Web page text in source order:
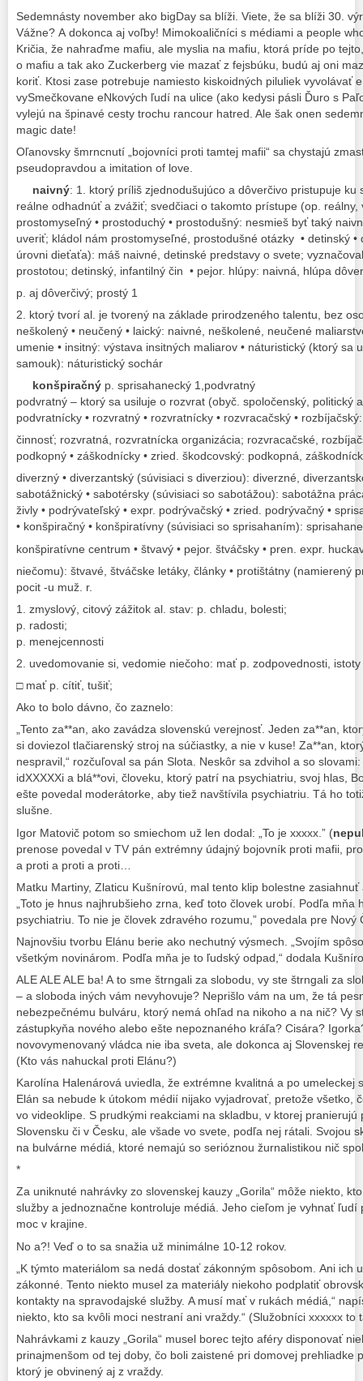
Sedemnásty november ako bigDay sa blíži. Viete, že sa blíži 30.
Vážne? A dokonca aj voľby! Mimokoaličníci s médiami a people
Kričia, že nahraďme mafiu, ale myslia na mafiu, ktorá príde po
o mafiu a tak ako Zuckerberg vie mazať z fejsbúku, budú aj oni
koriť. Ktosi zase potrebuje namiesto kiskoidných piluliek vyvolávať
vySmečkovane eNkových ľudí na ulice (ako kedysi pásli Ďuro s
vylejú na špinavé cesty trochu rancour hatred. Ale šak onen
magic date!
Oľanovsky šmrncnutí „bojovníci proti tamtej mafii“ sa chystajú
pseudopravdou a imitation of love.
naivný: 1. ktorý príliš zjednodušujúco a dôverčivo pristupuje ku
reálne odhadnúť a zvážiť; svedčiaci o takomto prístupe (op. reálny,
prostomyseľný • prostoduchý • prostodušný: nesmieš byť taký
uveriť; kládol nám prostomyseľné, prostodušné otázky • detinský •
úrovni dieťaťa): máš naivné, detinské predstavy o svete;
prostotou; detinský, infantilný čin • pejor. hlúpy: naivná, hlúpa
p. aj dôverčivý; prostý 1
2. ktorý tvorí al. je tvorený na základe prirodzeného talentu, bez
neškolený • neučený • laický: naivné, neškolené, neučené
umenie • insitný: výstava insitných maliarov • náturistický (ktorý sa
samouk): náturistický sochár
konšpiračný p. sprisahanecký 1,podvratný
podvratný – ktorý sa usiluje o rozvrat (obyč. spoločenský, politický
podvratnícky • rozvratný • rozvratnícky • rozvracačský •
činnosť; rozvratná, rozvratnícka organizácia; rozvracačské,
podkopný • záškodnícky • zried. škodcovský: podkopná,
diverzný • diverzantský (súvisiaci s diverziou): diverzné,
sabotážnický • sabotérsky (súvisiaci so sabotážou): sabotážna
živly • podrývateľský • expr. podrývačský • zried. podrývačný •
• konšpiračný • konšpiratívny (súvisiaci so sprisahaním):
konšpiratívne centrum • štvavý • pejor. štváčsky • pren. expr.
niečomu): štvavé, štváčske letáky, články • protištátny (namierený
pocit -u muž. r.
1. zmyslový, citový zážitok al. stav: p. chladu, bolesti;
p. radosti;
p. menejcennosti
2. uvedomovanie si, vedomie niečoho: mať p. zodpovednosti, istoty
□ mať p. cítiť, tušiť;
Ako to bolo dávno, čo zaznelo:
„Tento za**an, ako zavádza slovenskú verejnosť. Jeden za**an,
si doviezol tlačiarenský stroj na súčiastky, a nie v kuse! Za**an,
nespravil,“ rozčuľoval sa pán Slota. Neskôr sa zdvihol a so
idXXXXXi a blá**ovi, človeku, ktorý patrí na psychiatriu, svoj hlas,
ešte povedal moderátorke, aby tiež navštívila psychiatriu. Tá ho
slušne.
Igor Matovič potom so smiechom už len dodal: „To je xxxxx.” (
prenose povedal v TV pán extrémny údajný bojovník proti mafii,
a proti a proti a proti…
Matku Martiny, Zlaticu Kušnírovú, mal tento klip bolestne
„Toto je hnus najhrubšieho zrna, keď toto človek urobí. Podľa mňa
psychiatriu. To nie je človek zdravého rozumu,” povedala pre
Najnovšiu tvorbu Elánu berie ako nechutný výsmech. „Svojím
všetkým novinárom. Podľa mňa je to ľudský odpad,“ dodala
ALE ALE ALE ba! A to sme štrngali za slobodu, vy ste štrngali za
– a sloboda iných vám nevyhovuje? Neprišlo vám na um, že tá
nebezpečnému bulváru, ktorý nemá ohľad na nikoho a na nič? Vy
zástupkyňa nového alebo ešte nepoznaného kráľa? Cisára?
novovymenovaný vládca nie iba sveta, ale dokonca aj Slovenskej
(Kto vás nahuckal proti Elánu?)
Karolína Halenárová uviedla, že extrémne kvalitná a po umeleckej
Elán sa nebude k útokom médií nijako vyjadrovať, pretože všetko,
vo videoklipe. S prudkými reakciami na skladbu, v ktorej pranierujú
Slovensku či v Česku, ale všade vo svete, podľa nej rátali. Svojou
na bulvárne médiá, ktoré nemajú so serióznou žurnalistikou nič
*
Za uniknuté nahrávky zo slovenskej kauzy „Gorila“ môže niekto,
služby a jednoznačne kontroluje médiá. Jeho cieľom je vyhnať
moc v krajine.
No a?! Veď o to sa snažia už minimálne 10-12 rokov.
„K týmto materiálom sa nedá dostať zákonným spôsobom. Ani ich
zákonné. Tento niekto musel za materiály niekoho podplatiť
kontakty na spravodajské služby. A musí mať v rukách médiá,“
niekto, kto sa kvôli moci nestraní ani vraždy.“ (Služobníci xxxxxx to
Nahrávkami z kauzy „Gorila“ musel borec tejto aféry disponovať
prinajmenšom od tej doby, čo boli zaistené pri domovej prehliadke
ktorý je obvinený aj z vraždy.